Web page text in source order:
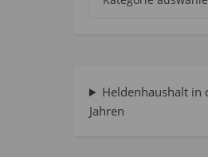
Heldenhaushalt in
Jahren